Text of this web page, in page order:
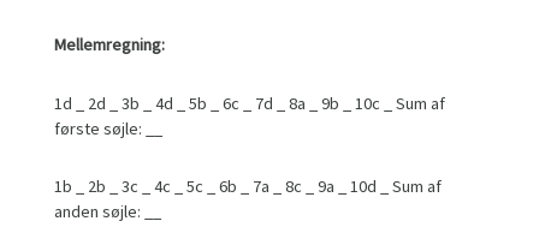
Mellemregning:
1d _ 2d _ 3b _ 4d _ 5b _ 6c _ 7d _ 8a _ 9b _ 10c _ Sum af
første søjle: __
1b _ 2b _ 3c _ 4c _ 5c _ 6b _ 7a _ 8c _ 9a _ 10d _ Sum af
anden søjle: __